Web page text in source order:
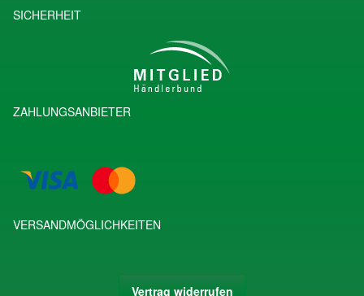
SICHERHEIT
ZAHLUNGSANBIETER
VERSANDMÖGLICHKEITEN
Vertrag widerrufen